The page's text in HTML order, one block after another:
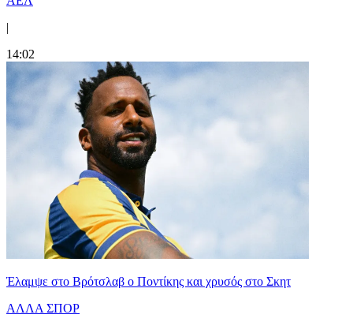
|
14:02
Έλαμψε στο Βρότσλαβ ο Ποντίκης και χρυσός στο Σκητ
ΑΛΛΑ ΣΠΟΡ